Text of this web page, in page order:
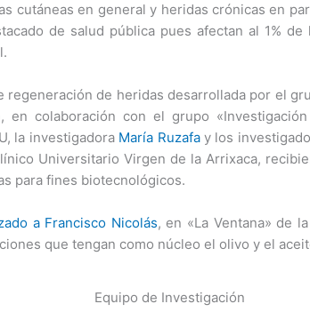
cutáneas en general y heridas crónicas en
de salud pública pues afectan al 1%
de heridas desarrollada por el
, en colaboración con el grupo
la investigadora María Ruzafay los
Universitario Virgen de la Arrixaca,
para fines biotecnológicos.
a Francisco Nicolás, en «La Ventana» de
que tengan como núcleo el olivo y el
Equipo de Investigación